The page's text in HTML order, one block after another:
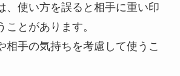
、使い方を誤ると相手に重い印
とがあります。
相手の気持ちを考慮して使うこ